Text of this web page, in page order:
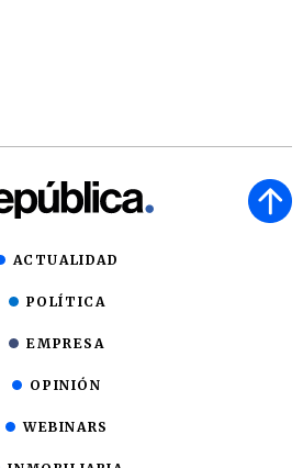
ACTUALIDAD
POLÍTICA
EMPRESA
OPINIÓN
WEBINARS